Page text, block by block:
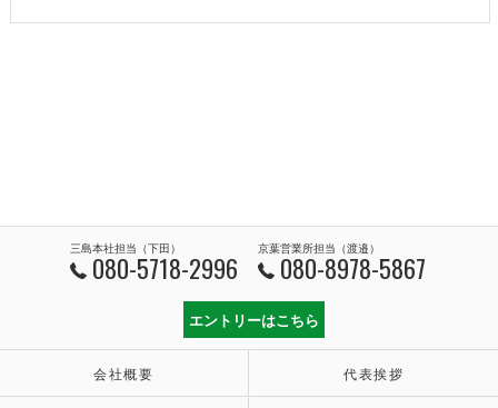
三島本社担当（下田）
080-5718-2996
京葉営業所担当（渡邉）
080-8978-5867
エントリーはこちら
会社概要 代表挨拶